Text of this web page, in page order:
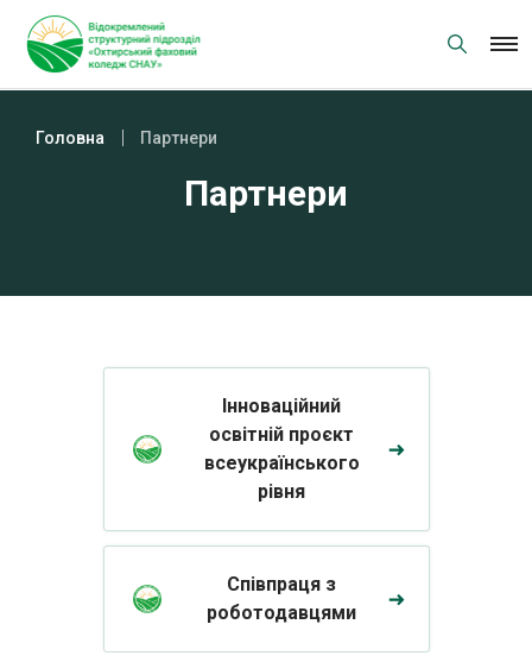
content
Головна Партнери
Партнери
Інноваційний
освітній проєкт
всеукраїнського
рівня
Співпраця з
роботодавцями